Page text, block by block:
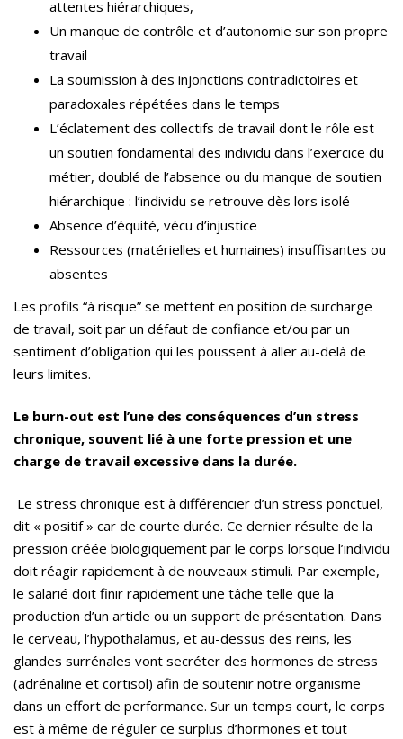
attentes hiérarchiques,
Un manque de contrôle et d’autonomie sur son propre
travail
La soumission à des injonctions contradictoires et
paradoxales répétées dans le temps
L’éclatement des collectifs de travail dont le rôle est
un soutien fondamental des individu dans l’exercice du
métier, doublé de l’absence ou du manque de soutien
hiérarchique : l’individu se retrouve dès lors isolé
Absence d’équité, vécu d’injustice
Ressources (matérielles et humaines) insuffisantes ou
absentes
Les profils “à risque” se mettent en position de surcharge
de travail, soit par un défaut de confiance et/ou par un
sentiment d’obligation qui les poussent à aller au-delà de
leurs limites.
Le burn-out est l’une des conséquences d’un stress
chronique, souvent lié à une forte pression et une
charge de travail excessive dans la durée.
Le stress chronique est à différencier d’un stress ponctuel,
dit « positif » car de courte durée. Ce dernier résulte de la
pression créée biologiquement par le corps lorsque l’individu
doit réagir rapidement à de nouveaux stimuli. Par exemple,
le salarié doit finir rapidement une tâche telle que la
production d’un article ou un support de présentation. Dans
le cerveau, l’hypothalamus, et au-dessus des reins, les
glandes surrénales vont secréter des hormones de stress
(adrénaline et cortisol) afin de soutenir notre organisme
dans un effort de performance. Sur un temps court, le corps
est à même de réguler ce surplus d’hormones et tout